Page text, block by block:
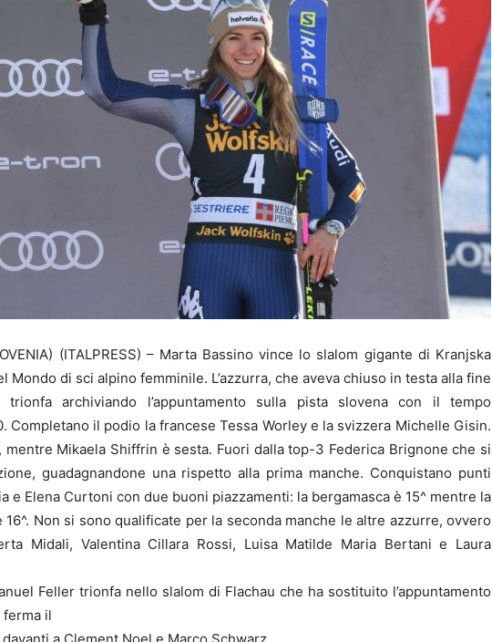
(ITALPRESS) – Marta Bassino vince lo slalom gigante di Kranjska
Mondo di sci alpino femminile. L’azzurra, che aveva chiuso in testa alla fine
trionfa archiviando l’appuntamento sulla pista slovena con il tempo
Completano il podio la francese Tessa Worley e la svizzera Michelle Gisin.
mentre Mikaela Shiffrin è sesta. Fuori dalla top-3 Federica Brignone che si
guadagnandone una rispetto alla prima manche. Conquistano punti
e Elena Curtoni con due buoni piazzamenti: la bergamasca è 15^ mentre la
Non si sono qualificate per la seconda manche le altre azzurre, ovvero
Midali, Valentina Cillara Rossi, Luisa Matilde Maria Bertani e Laura
Feller trionfa nello slalom di Flachau che ha sostituito l’appuntamento
ferma il